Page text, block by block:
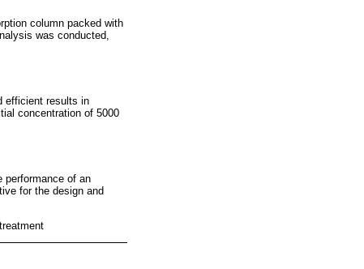
column packed with
was conducted,
efficient results in
concentration of 5000
performance of an
for the design and